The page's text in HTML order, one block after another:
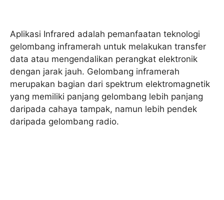
Aplikasi Infrared adalah pemanfaatan teknologi
gelombang inframerah untuk melakukan transfer
data atau mengendalikan perangkat elektronik
dengan jarak jauh. Gelombang inframerah
merupakan bagian dari spektrum elektromagnetik
yang memiliki panjang gelombang lebih panjang
daripada cahaya tampak, namun lebih pendek
daripada gelombang radio.